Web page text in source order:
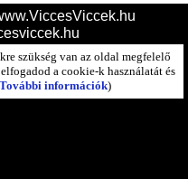
szükség van az oldal megfelelő
a cookie-k használatát és
információk)